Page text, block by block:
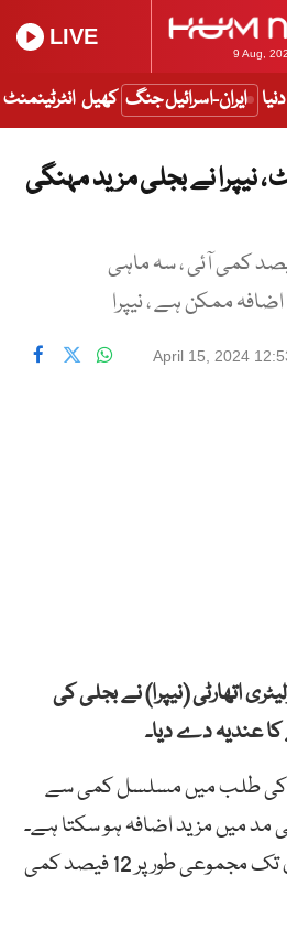
9 Aug,
LIVE
دنیا ایران-اسرائیل جنگ کھیل انٹرٹینمنٹ
نیپرا نے بجلی مزید مہنگی
کی طلب میں 12 فیصد کمی آئی ، سہ ماہی
ممکن ہے ، نیپرا
April 15, 2024
اتھارٹی (نیپرا) نے بجلی کی
عندیہ دے دیا۔
کی طلب میں مسلسل کمی سے
میں مزید اضافہ ہو سکتا ہے۔
بجلی کی طلب میں فروری تک مجموعی طور پر 12 فیصد کمی